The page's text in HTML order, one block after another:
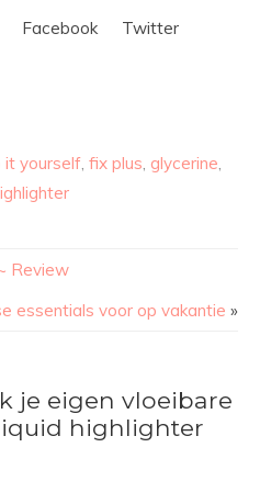
Facebook Twitter
it yourself, fix plus, glycerine,
Review
essentials voor op vakantie »
je eigen vloeibare
highlighter